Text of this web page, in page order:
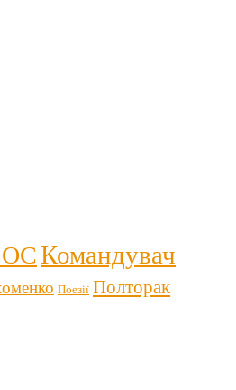
ОСКомандувач
Поезії Полторак